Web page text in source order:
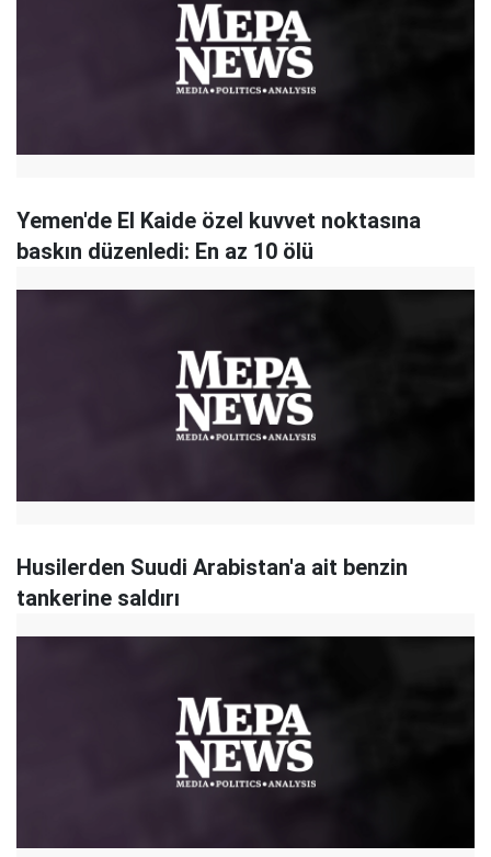
Yemen'de El Kaide özel kuvvet noktasına
baskın düzenledi: En az 10 ölü
Husilerden Suudi Arabistan'a ait benzin
tankerine saldırı